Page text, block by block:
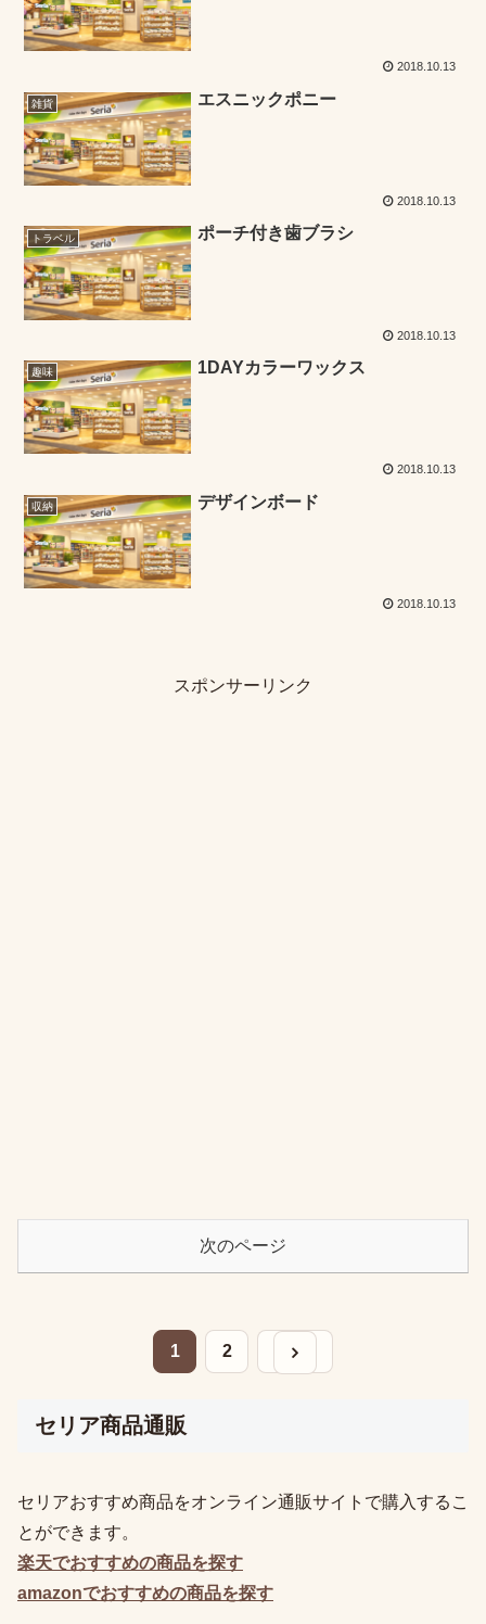
2018.10.13
雑貨 エスニックポニー
2018.10.13
トラベル ポーチ付き歯ブラシ
2018.10.13
趣味 1DAYカラーワックス
2018.10.13
収納 デザインボード
2018.10.13
スポンサーリンク
次のページ
1 2 次へ
セリア商品通販
セリアおすすめ商品をオンライン通販サイトで購入するこ
とができます。
楽天でおすすめの商品を探す
amazonでおすすめの商品を探す